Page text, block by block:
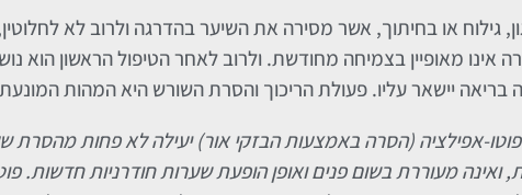
גילוח או בחיתוך, אשר מסירה את השיער בהדרגה ולרוב לא
אינו מאופיין בצמיחה מחודשת. ולרוב לאחר הטיפול הראשון הוא
בריאה יישאר עליו. פעולת הריכוך והסרת השורש היא המהות
אפילציה (הסרה באמצעות הבזקי אור) יעילה לא פחות מהסרת
מעוררת בשום פנים ואופן הופעת שערות חודרניות חדשות.